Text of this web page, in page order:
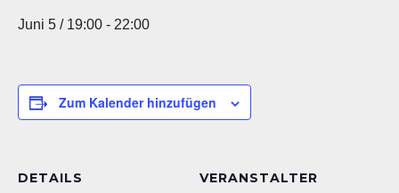
Juni 5 / 19:00 - 22:00
Zum Kalender hinzufügen
DETAILS VERANSTALTER